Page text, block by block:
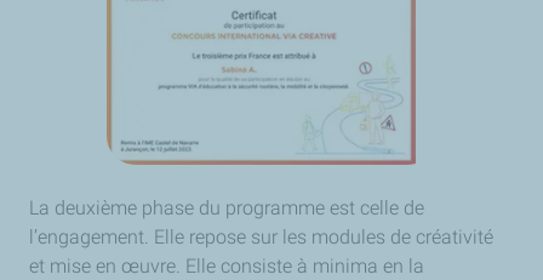
La deuxième phase du programme est celle de
l’engagement. Elle repose sur les modules de créativité
et mise en œuvre. Elle consiste à minima en la